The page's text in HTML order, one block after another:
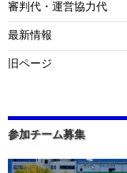
審判代・運営協力代
最新情報
旧ページ
参加チーム募集